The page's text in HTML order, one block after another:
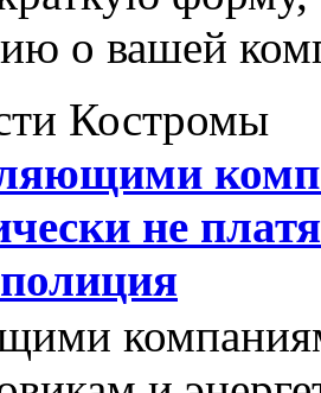
о вашей
Костромы
не